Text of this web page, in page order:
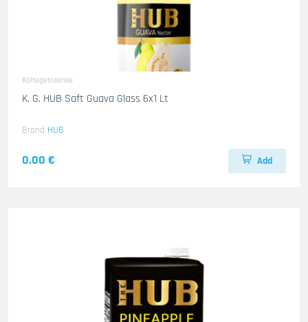
Kaltegetraenke
K. G. HUB Saft Guava Glass 6x1 Lt
Brand HUB
0.00 € Add